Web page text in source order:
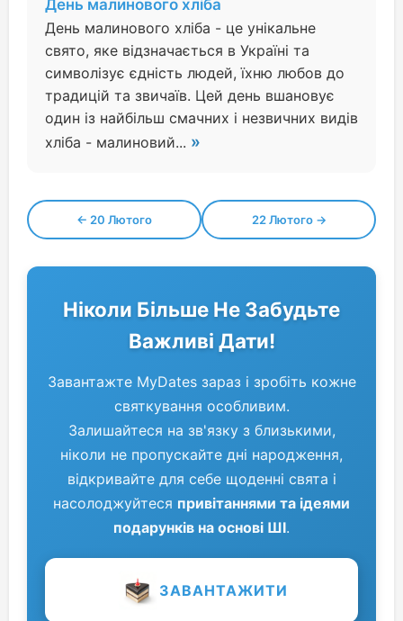
День малинового хліба
День малинового хліба - це унікальне
свято, яке відзначається в Україні та
символізує єдність людей, їхню любов до
традицій та звичаїв. Цей день вшановує
один із найбільш смачних і незвичних видів
хліба - малиновий... »
← 20 Лютого 22 Лютого →
Ніколи Більше Не Забудьте
Важливі Дати!
Завантажте MyDates зараз і зробіть кожне
святкування особливим.
Залишайтеся на зв'язку з близькими,
ніколи не пропускайте дні народження,
відкривайте для себе щоденні свята і
насолоджуйтеся привітаннями та ідеями
подарунків на основі ШІ.
ЗАВАНТАЖИТИ